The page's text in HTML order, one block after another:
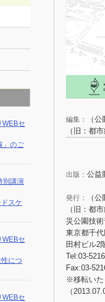
編集：
（
（旧：都
出版： 公益
発行：
（
（旧：都
災公園技
東京都千
田村ビル
Tel:03-
Fax:03-
※移転いた
（
セ
」のご
別講演
スケ
セ
につ
セ